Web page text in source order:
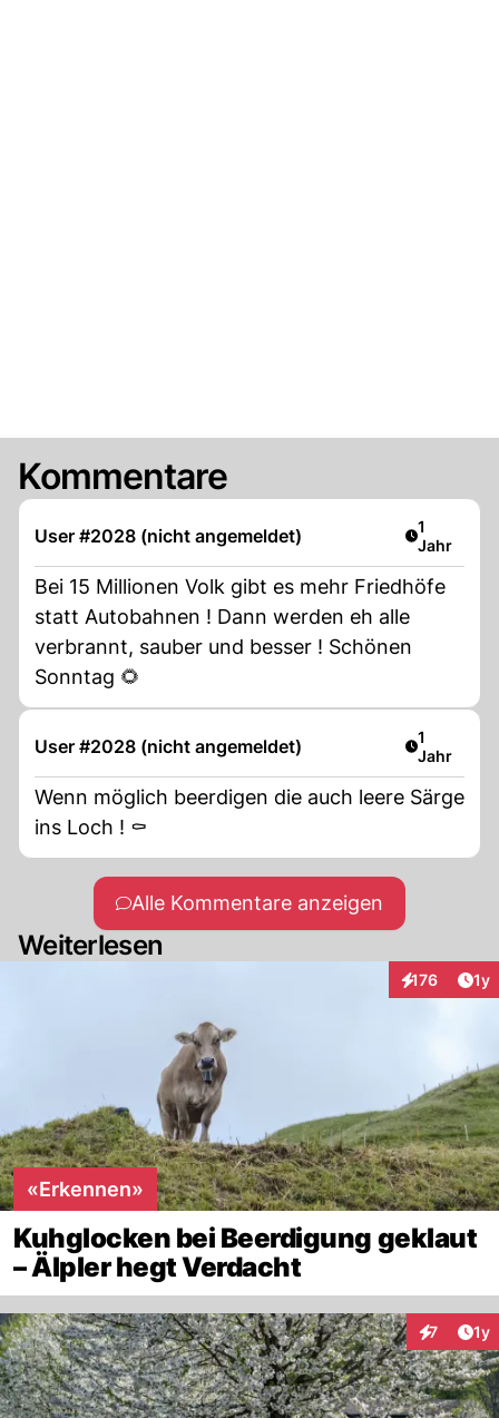
Kommentare
User #2028 (nicht angemeldet) Artikel
1
Jahr
Bei 15 Millionen Volk gibt es mehr Friedhöfe
statt Autobahnen ! Dann werden eh alle
verbrannt, sauber und besser ! Schönen
Sonntag 🌻
User #2028 (nicht angemeldet) Artikel
1
Jahr
Wenn möglich beerdigen die auch leere Särge
ins Loch ! ⚰️
Alle Kommentare anzeigen
Weiterlesen
176
Interaktionen
1y
«Erkennen»
Kuhglocken bei Beerdigung geklaut
– Älpler hegt Verdacht
7 1y